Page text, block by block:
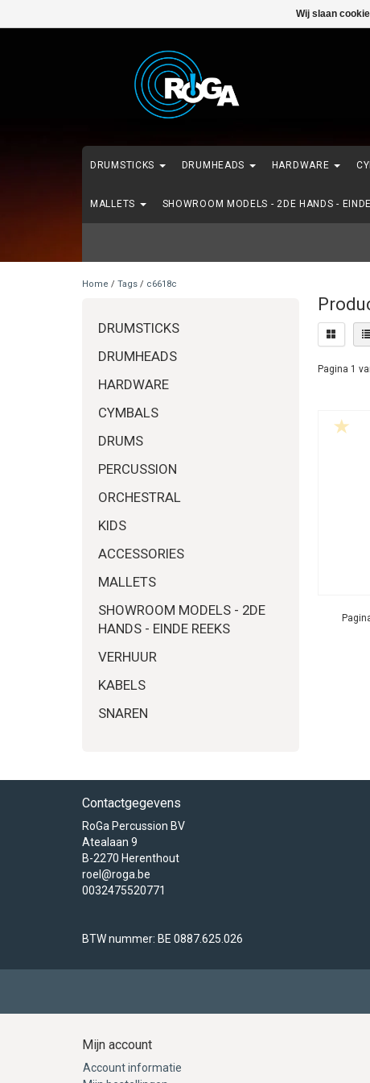
DRUMSTICKS DRUMHEADS HARDWARE
MALLETS SHOWROOM MODELS - 2DE HANDS -
Home / Tags / c6618c
DRUMSTICKS
DRUMHEADS
HARDWARE
CYMBALS
DRUMS
PERCUSSION
ORCHESTRAL
KIDS
ACCESSORIES
MALLETS
SHOWROOM MODELS - 2DE
HANDS - EINDE REEKS
VERHUUR
KABELS
SNAREN
Pagina 1
Contactgegevens
RoGa Percussion BV
Atealaan 9
B-2270 Herenthout
roel@roga.be
0032475520771
BTW nummer: BE 0887.625.026
Mijn account
Account informatie
Wij slaan